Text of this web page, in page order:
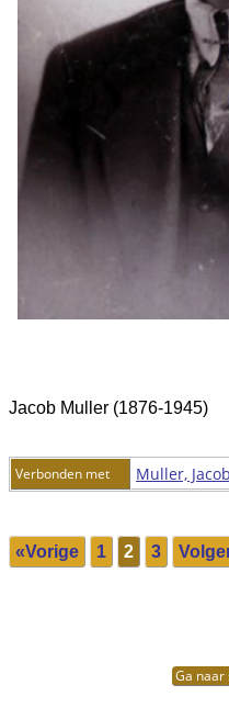
Jacob Muller (1876-1945)
Verbonden met Muller, Jacob
«Vorige 1 2 3
Ga naar